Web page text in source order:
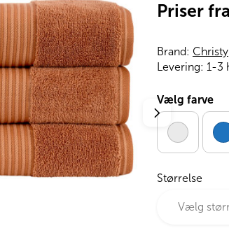
Priser fra
Brand: Christy
Levering: 1-3
Vælg farve
Størrelse